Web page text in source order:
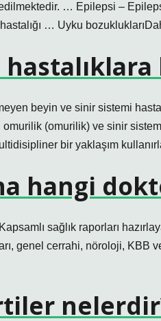
… Epilepsi –
… Uyku
beyin ve sinir sistemi
omurilik (omurilik) ve sinir
bir yaklaşım
hangi
sağlık raporları
genel cerrahi, nöroloji, KBB